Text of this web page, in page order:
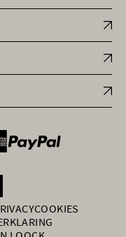
COOKIES